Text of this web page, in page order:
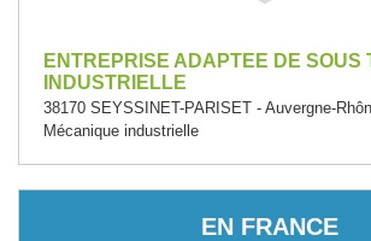
ENTREPRISE ADAPTEE DE SOUS
INDUSTRIELLE
38170 SEYSSINET-PARISET - Auvergne-
Mécanique industrielle
EN FRANCE